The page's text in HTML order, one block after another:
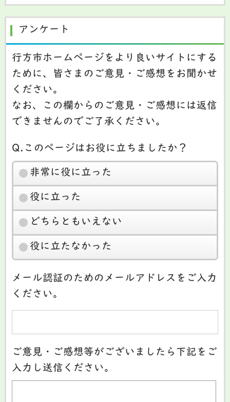
アンケート
行方市ホームページをより良いサイトにする
ために、皆さまのご意見・ご感想をお聞かせ
ください。
なお、この欄からのご意見・ご感想には返信
できませんのでご了承ください。
Q.このページはお役に立ちましたか？
非常に役に立った
役に立った
どちらともいえない
役に立たなかった
メール認証のためのメールアドレスをご入力
ください。
ご意見・ご感想等がございましたら下記をご
入力し送信ください。